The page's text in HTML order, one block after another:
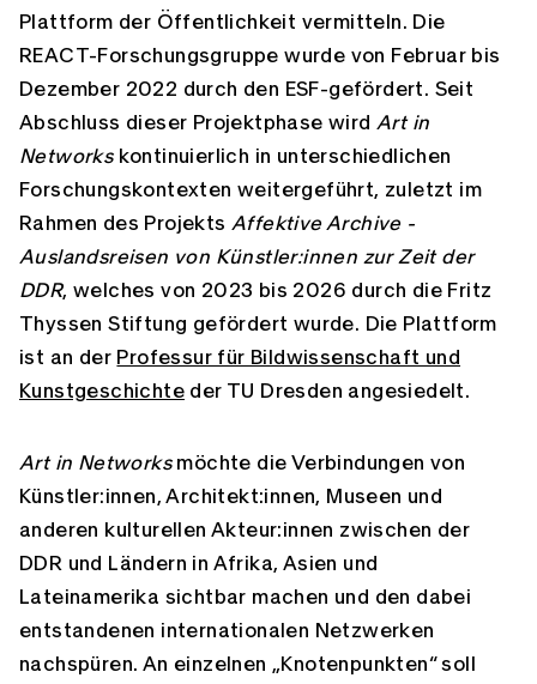
Plattform der Öffentlichkeit vermitteln. Die
REACT-Forschungsgruppe wurde von Februar bis
Dezember 2022 durch den ESF-gefördert. Seit
Abschluss dieser Projektphase wird Art in
Networkskontinuierlich in unterschiedlichen
Forschungskontexten weitergeführt, zuletzt im
Rahmen des Projekts Affektive Archive -
Auslandsreisen von Künstler:innen zur Zeit der
DDR, welches von 2023 bis 2026 durch die Fritz
Thyssen Stiftung gefördert wurde. Die Plattform
ist an der Professur für Bildwissenschaft und
Kunstgeschichte der TU Dresden angesiedelt.
Art in Networksmöchte die Verbindungen von
Künstler:innen, Architekt:innen, Museen und
anderen kulturellen Akteur:innen zwischen der
DDR und Ländern in Afrika, Asien und
Lateinamerika sichtbar machen und den dabei
entstandenen internationalen Netzwerken
nachspüren. An einzelnen „Knotenpunkten“ soll